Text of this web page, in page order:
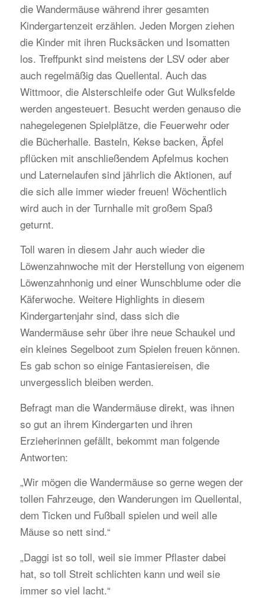
die Wandermäuse während ihrer gesamten
Kindergartenzeit erzählen. Jeden Morgen ziehen
die Kinder mit ihren Rucksäcken und Isomatten
los. Treffpunkt sind meistens der LSV oder aber
auch regelmäßig das Quellental. Auch das
Wittmoor, die Alsterschleife oder Gut Wulksfelde
werden angesteuert. Besucht werden genauso die
nahegelegenen Spielplätze, die Feuerwehr oder
die Bücherhalle. Basteln, Kekse backen, Äpfel
pflücken mit anschließendem Apfelmus kochen
und Laternelaufen sind jährlich die Aktionen, auf
die sich alle immer wieder freuen! Wöchentlich
wird auch in der Turnhalle mit großem Spaß
geturnt.
Toll waren in diesem Jahr auch wieder die
Löwenzahnwoche mit der Herstellung von eigenem
Löwenzahnhonig und einer Wunschblume oder die
Käferwoche. Weitere Highlights in diesem
Kindergartenjahr sind, dass sich die
Wandermäuse sehr über ihre neue Schaukel und
ein kleines Segelboot zum Spielen freuen können.
Es gab schon so einige Fantasiereisen, die
unvergesslich bleiben werden.
Befragt man die Wandermäuse direkt, was ihnen
so gut an ihrem Kindergarten und ihren
Erzieherinnen gefällt, bekommt man folgende
Antworten:
„Wir mögen die Wandermäuse so gerne wegen der
tollen Fahrzeuge, den Wanderungen im Quellental,
dem Ticken und Fußball spielen und weil alle
Mäuse so nett sind.“
„Daggi ist so toll, weil sie immer Pflaster dabei
hat, so toll Streit schlichten kann und weil sie
immer so viel lacht.“